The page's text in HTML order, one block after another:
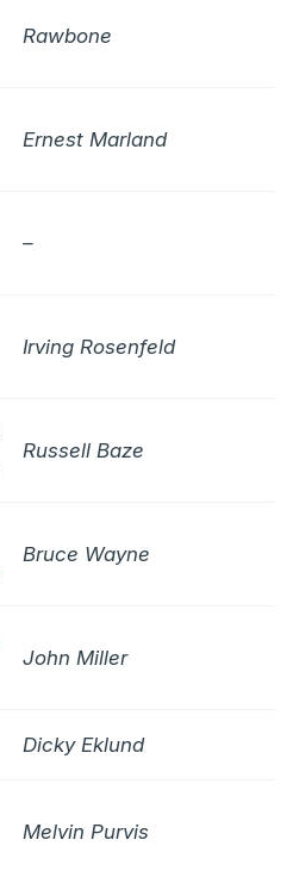
Rawbone
Ernest Marland
–
Irving Rosenfeld
Russell Baze
Bruce Wayne
John Miller
Dicky Eklund
Melvin Purvis